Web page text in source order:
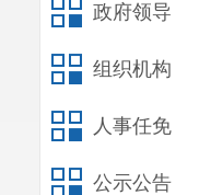
政府领导
组织机构
人事任免
公示公告